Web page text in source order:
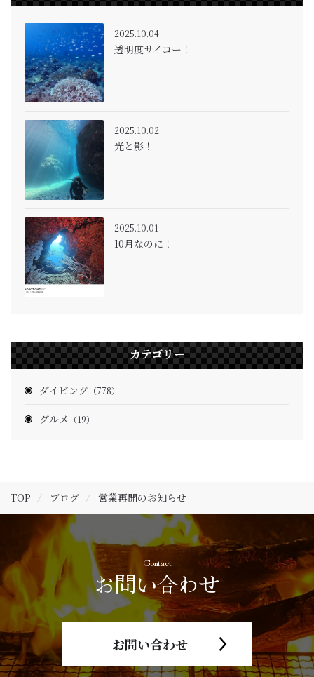
2025.10.04
透明度サイコー！
2025.10.02
光と影！
2025.10.01
10月なのに！
カテゴリー
ダイビング （778）
グルメ （19）
TOP ブログ 営業再開のお知らせ
Contact
お問い合わせ
お問い合わせ